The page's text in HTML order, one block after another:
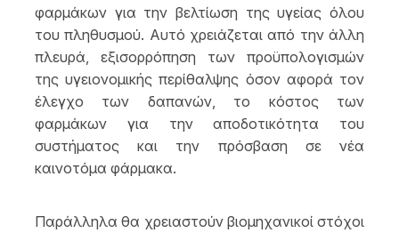
φαρμάκων για την βελτίωση της υγείας όλου
του πληθυσμού. Αυτό χρειάζεται από την άλλη
πλευρά, εξισορρόπηση των προϋπολογισμών
της υγειονομικής περίθαλψης όσον αφορά τον
έλεγχο των δαπανών, το κόστος των
φαρμάκων για την αποδοτικότητα του
συστήματος και την πρόσβαση σε νέα
καινοτόμα φάρμακα.
Παράλληλα θα χρειαστούν βιομηχανικοί στόχοι